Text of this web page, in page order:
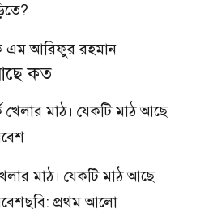
এম আরিফুর রহমান
কত
মাঠ। যেকটি মাঠ আছে
প্রথম আলো